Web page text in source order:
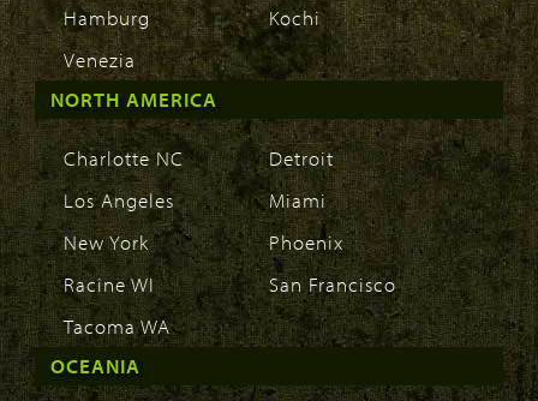
Hamburg
Kochi
Venezia
NORTH AMERICA
Charlotte NC
Detroit
Los Angeles
Miami
New York
Phoenix
Racine WI
San Francisco
Tacoma WA
OCEANIA